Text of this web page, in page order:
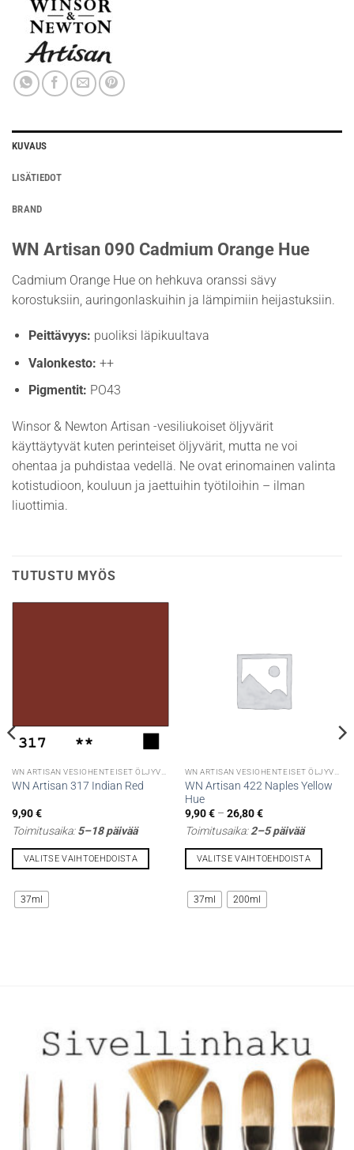
KUVAUS
LISÄTIEDOT
BRAND
WN Artisan 090 Cadmium Orange Hue
Cadmium Orange Hue on hehkuva oranssi sävy
korostuksiin, auringonlaskuihin ja lämpimiin heijastuksiin.
Peittävyys: puoliksi läpikuultava
Valonkesto: ++
Pigmentit: PO43
Winsor & Newton Artisan -vesiliukoiset öljyvärit
käyttäytyvät kuten perinteiset öljyvärit, mutta ne voi
ohentaa ja puhdistaa vedellä. Ne ovat erinomainen valinta
kotistudioon, kouluun ja jaettuihin työtiloihin – ilman
liuottimia.
TUTUSTU MYÖS
WN Artisan 317 Indian Red
9,90€
Toimitusaika:5–18 päivää
VALITSE VAIHTOEHDOISTA
tuotteella
on
37ml
WN Artisan 422 Naples Yellow
Hue
9,90€ – 26,80€Hintaluokka:
-
Toimitusaika:2–5 päivää
VALITSE VAIHTOEHDOISTA
tuotteella
on
37ml 200ml